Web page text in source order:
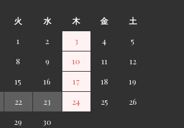
火 水 木 金
土
1
2 3 4
5
8 9 10 11
12
15 16 17 18
19
22 23 24 25
26
29 30